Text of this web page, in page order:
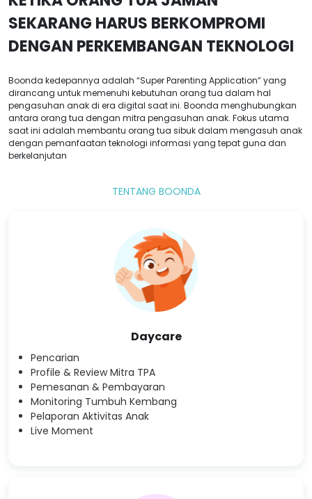
SEKARANG HARUS BERKOMPROMI
DENGAN PERKEMBANGAN TEKNOLOGI
Boonda kedepannya adalah “Super Parenting Application” yang
dirancang untuk memenuhi kebutuhan orang tua dalam hal
pengasuhan anak di era digital saat ini. Boonda menghubungkan
antara orang tua dengan mitra pengasuhan anak. Fokus utama
saat ini adalah membantu orang tua sibuk dalam mengasuh anak
dengan pemanfaatan teknologi informasi yang tepat guna dan
berkelanjutan
TENTANG BOONDA
Daycare
Pencarian
Profile & Review Mitra TPA
Pemesanan & Pembayaran
Monitoring Tumbuh Kembang
Pelaporan Aktivitas Anak
Live Moment